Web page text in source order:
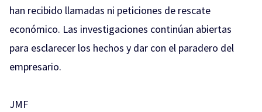
han recibido llamadas ni peticiones de rescate
económico. Las investigaciones continúan abiertas
para esclarecer los hechos y dar con el paradero del
empresario.
JMF